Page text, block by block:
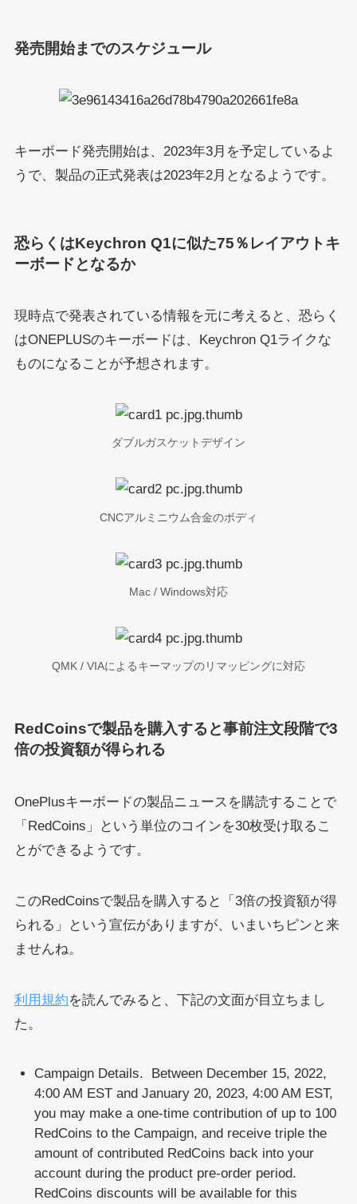
発売開始までのスケジュール
キーボード発売開始は、2023年3月を予定しているよ
うで、製品の正式発表は2023年2月となるようです。
恐らくはKeychron Q1に似た75％レイアウトキ
ーボードとなるか
現時点で発表されている情報を元に考えると、恐らく
はONEPLUSのキーボードは、Keychron Q1ライクな
ものになることが予想されます。
ダブルガスケットデザイン
CNCアルミニウム合金のボディ
Mac / Windows対応
QMK / VIAによるキーマップのリマッピングに対応
RedCoinsで製品を購入すると事前注文段階で3
倍の投資額が得られる
OnePlusキーボードの製品ニュースを購読することで
「RedCoins」という単位のコインを30枚受け取るこ
とができるようです。
このRedCoinsで製品を購入すると「3倍の投資額が得
られる」という宣伝がありますが、いまいちピンと来
ませんね。
利用規約を読んでみると、下記の文面が目立ちまし
た。
Campaign Details. Between December 15, 2022,
4:00 AM EST and January 20, 2023, 4:00 AM EST,
you may make a one-time contribution of up to 100
RedCoins to the Campaign, and receive triple the
amount of contributed RedCoins back into your
account during the product pre-order period.
RedCoins discounts will be available for this